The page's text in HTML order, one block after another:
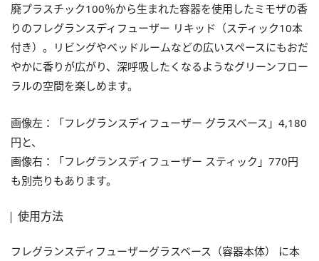
廃プラスチック100％から生まれた容器を使用したミモザの香
りのフレグランスディフューザー リキッド（スティック10本
付き）。リビングやベッドルームなどの広いスペースにもおだ
やかに香りが広がり、深呼吸したくなるようなグリーンフロー
ラルの空間を楽しめます。
画像左：「フレグランスディフューザー グラスベース」4,180
円と、
画像右：「フレグランスディフューザー スティック」770円
も別売りもあります。
使用方法
フレグランスディフューザーグラスベース（容器本体） に本